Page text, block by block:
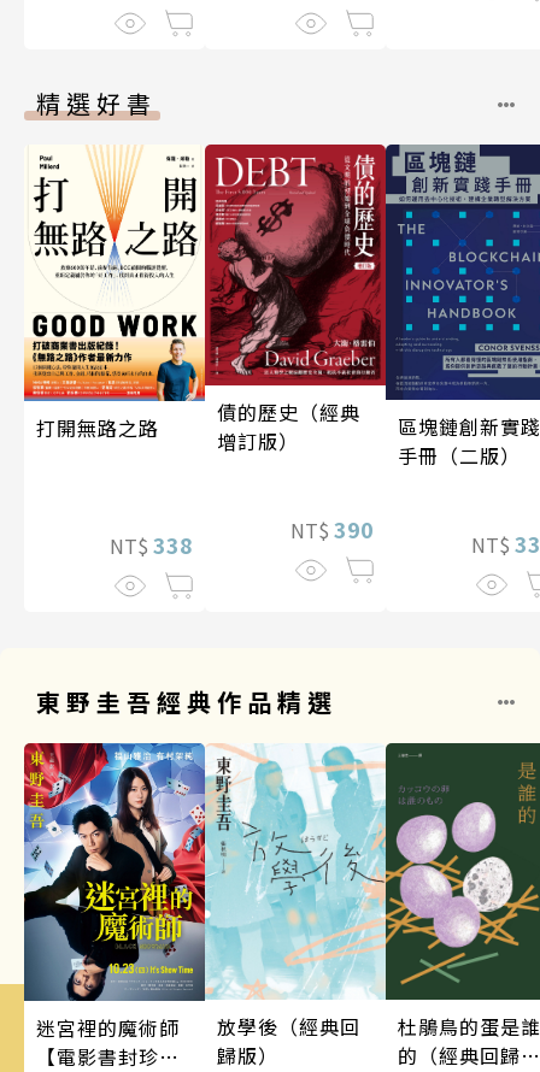
精選好書
打開無路之路
NT$ 338
債的歷史（經典
增訂版）
NT$ 390
區塊鏈創新實踐
手冊（二版）
NT$
東野圭吾經典作品精選
迷宮裡的魔術師
【電影書封珍藏
放學後（經典回
歸版）
杜鵑鳥的蛋是誰
的（經典回歸